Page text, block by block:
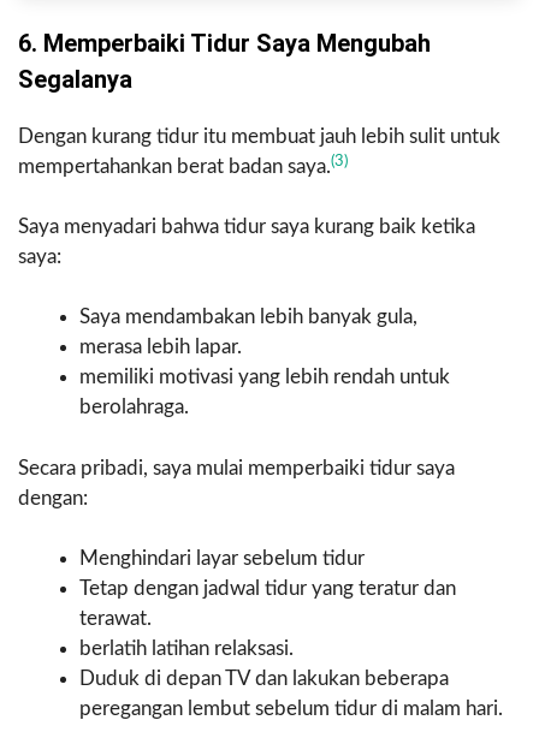
6. Memperbaiki Tidur Saya Mengubah
Segalanya
Dengan kurang tidur itu membuat jauh lebih sulit untuk
mempertahankan berat badan saya.(3)
Saya menyadari bahwa tidur saya kurang baik ketika
saya:
Saya mendambakan lebih banyak gula,
merasa lebih lapar.
memiliki motivasi yang lebih rendah untuk
berolahraga.
Secara pribadi, saya mulai memperbaiki tidur saya
dengan:
Menghindari layar sebelum tidur
Tetap dengan jadwal tidur yang teratur dan
terawat.
berlatih latihan relaksasi.
Duduk di depan TV dan lakukan beberapa
peregangan lembut sebelum tidur di malam hari.